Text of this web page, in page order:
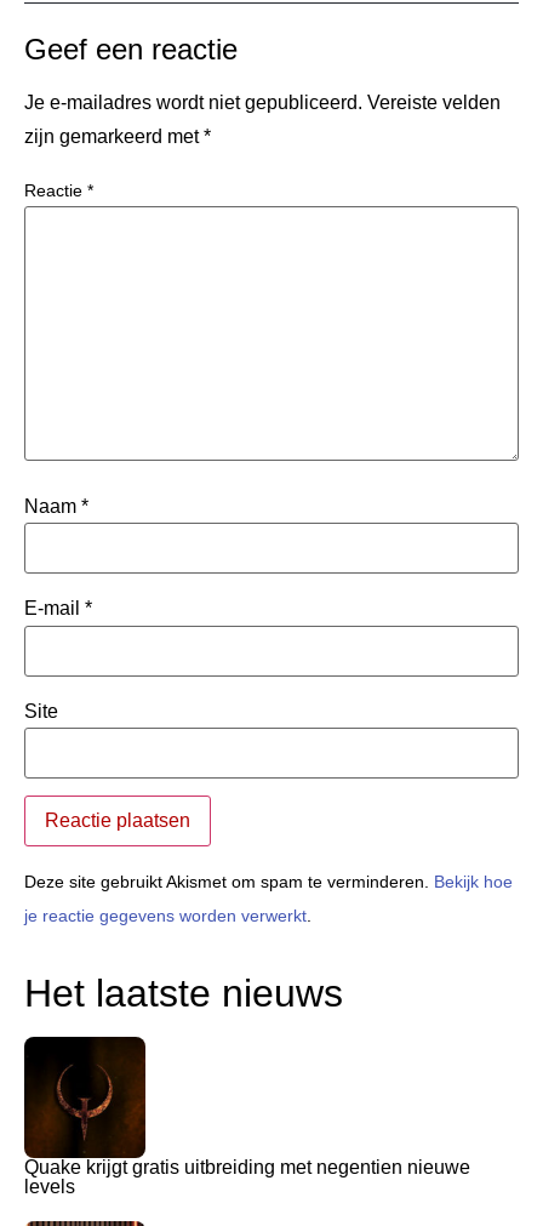
Geef een reactie
Je e-mailadres wordt niet gepubliceerd. Vereiste velden
zijn gemarkeerd met*
Reactie *
Naam *
E-mail *
Site
Deze site gebruikt Akismet om spam te verminderen. Bekijk hoe
je reactie gegevens worden verwerkt
Het laatste nieuws
Quake krijgt gratis uitbreiding met negentien nieuwe
levels